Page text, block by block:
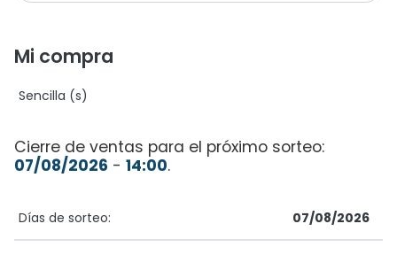
Mi compra
Sencilla (s)
Cierre de ventas para el próximo sorteo:
07/08/2026 - 14:00.
Días de sorteo: 07/08/2026